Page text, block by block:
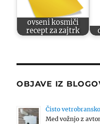
ovseni kosmiči
recept za zajtrk
OBJAVE IZ
Čisto
Med vožnjo z